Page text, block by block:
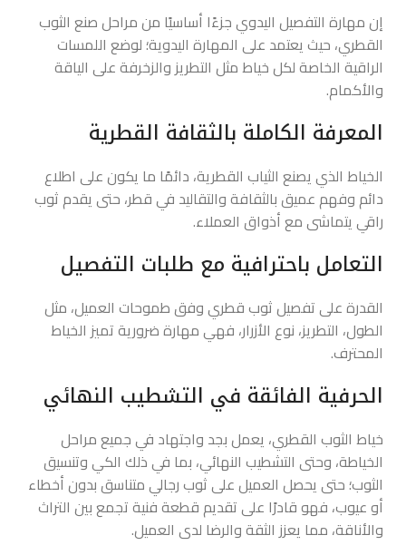
إن مهارة التفصيل اليدوي جزءًا أساسيًا من مراحل صنع الثوب
القطري، حيث يعتمد على المهارة اليدوية؛ لوضع اللمسات
الراقية الخاصة لكل خياط مثل التطريز والزخرفة على الياقة
والأكمام.
المعرفة الكاملة بالثقافة القطرية
الخياط الذي يصنع الثياب القطرية، دائمًا ما يكون على اطلاع
دائم وفهم عميق بالثقافة والتقاليد في قطر، حتى يقدم ثوب
راقي يتماشى مع أذواق العملاء.
التعامل باحترافية مع طلبات التفصيل
القدرة على تفصيل ثوب قطري وفق طموحات العميل، مثل
الطول، التطريز، نوع الأزرار، فهي مهارة ضرورية تميز الخياط
المحترف.
الحرفية الفائقة في التشطيب النهائي
خياط الثوب القطري، يعمل بجد واجتهاد في جميع مراحل
الخياطة، وحتى التشطيب النهائي، بما في ذلك الكي وتنسيق
الثوب؛ حتى يحصل العميل على ثوب رجالي متناسق بدون أخطاء
أو عيوب، فهو قادرًا على تقديم قطعة فنية تجمع بين التراث
والأناقة، مما يعزز الثقة والرضا لدى العميل.